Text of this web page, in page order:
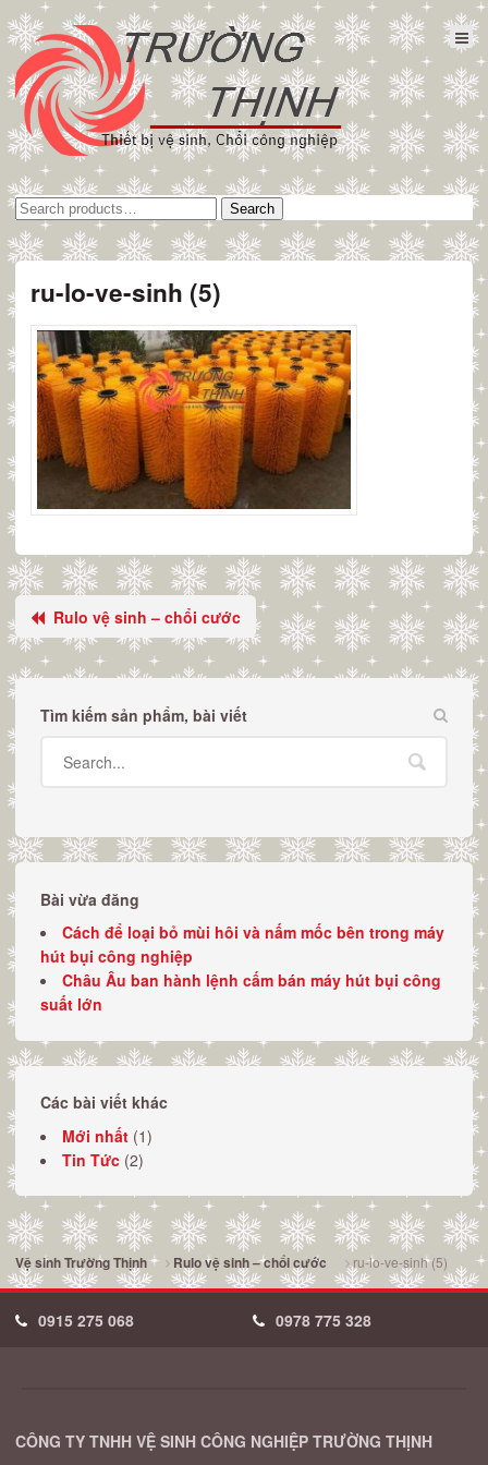
Tìm
kiếm:
Search
ru-lo-ve-sinh (5)
Rulo vệ sinh – chổi cước
Tìm kiếm sản phẩm, bài viết
Bài vừa đăng
Cách để loại bỏ mùi hôi và nấm mốc bên trong máy
hút bụi công nghiệp
Châu Âu ban hành lệnh cấm bán máy hút bụi công
suất lớn
Các bài viết khác
Mới nhất(1)
Tin Tức(2)
Vệ sinh Trường Thịnh Rulo vệ sinh – chổi cước ru-lo-ve-sinh (5)
0915 275 068 0978 775 328
CÔNG TY TNHH VỆ SINH CÔNG NGHIỆP TRƯỜNG THỊNH